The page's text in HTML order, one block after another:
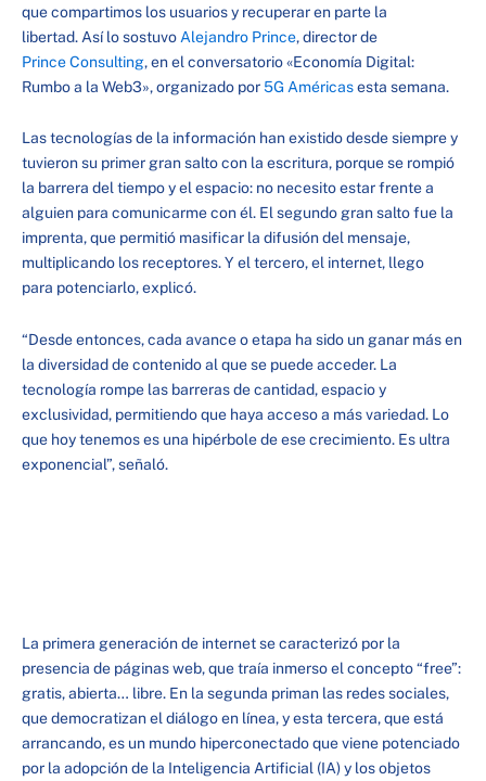
que compartimos los usuarios y recuperar en parte la
libertad. Así lo sostuvo Alejandro Prince, director de
Prince Consulting, en el conversatorio «Economía Digital:
Rumbo a la Web3», organizado por5G Américasesta semana.
Las tecnologías de la información han existido desde siempre y
tuvieron su primer gran salto con la escritura, porque se rompió
la barrera del tiempo y el espacio: no necesito estar frente a
alguien para comunicarme con él. El segundo gran salto fue la
imprenta, que permitió masificar la difusión del mensaje,
multiplicando los receptores. Y el tercero, el internet, llego
para potenciarlo, explicó.
“Desde entonces, cada avance o etapa ha sido un ganar más en
la diversidad de contenido al que se puede acceder. La
tecnología rompe las barreras de cantidad, espacio y
exclusividad, permitiendo que haya acceso a más variedad. Lo
que hoy tenemos es una hipérbole de ese crecimiento. Es ultra
exponencial”, señaló.
La primera generación de internet se caracterizó por la
presencia de páginas web, que traía inmerso el concepto “free”:
gratis, abierta… libre. En la segunda priman las redes sociales,
que democratizan el diálogo en línea, y esta tercera, que está
arrancando, es un mundo hiperconectado que viene potenciado
por la adopción de la Inteligencia Artificial (IA) y los objetos